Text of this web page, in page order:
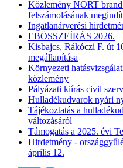
Közlemény NORT
felszámolásának
Ingatlanárverési
EBÖSSZEÍRÁS 2026.
Kisbajcs, Rákóczi F. út
megállapítása
Környezeti
közlemény
Pályázati kiírás civil
Hulladékudvarok nyári
Tájékoztatás a
változásáról
Támogatás a 2025. évi
Hirdetmény -
április 12.